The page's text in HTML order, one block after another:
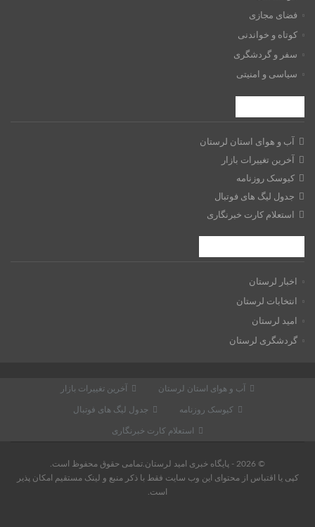
فضای مجازی
کوتاه و خواندنی
سفر و گردشگری
سیاسی و امنیتی
آب و هوای استان لرستان
آخرین تغییرات بازار
کیوسک روزنامه
جدول لیگ های فوتبال
استعلام کارت خبرنگاری
اخبار لرستان
انتخابات لرستان
امید لرستان
گردشگری لرستان
آب و هوای استان لرستان آخرین تغییرات بازار
کیوسک روزنامه جدول لیگ های فوتبال
استعلام کارت خبرنگاری
© 2026 - پایگاه خبری اميد لرستان.تمامی حقوق محفوظ است.
کپی یا اقتباس از محتوای این وب سایت فقط با ذکر منبع و لینک مستقیم امکان پذیر
است.